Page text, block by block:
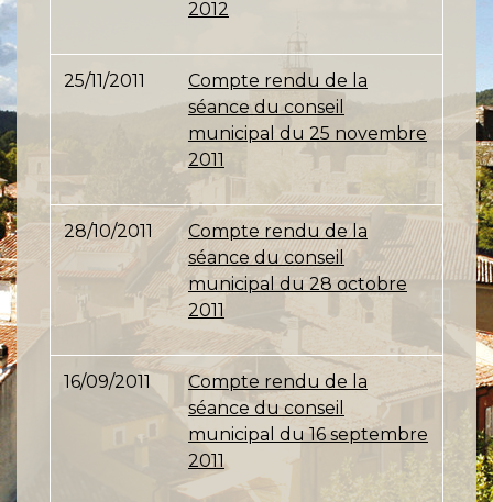
2012
25/11/2011
Compte rendu de la
séance du conseil
municipal du 25 novembre
2011
28/10/2011
Compte rendu de la
séance du conseil
municipal du 28 octobre
2011
16/09/2011
Compte rendu de la
séance du conseil
municipal du 16 septembre
2011